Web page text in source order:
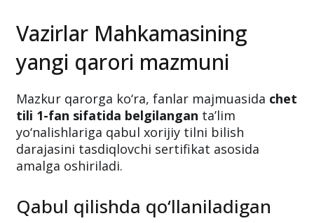
Vazirlar Mahkamasining
yangi qarori mazmuni
Mazkur qarorga ko‘ra, fanlar majmuasida chet
tili 1-fan sifatida belgilangan ta’lim
yo‘nalishlariga qabul xorijiy tilni bilish
darajasini tasdiqlovchi sertifikat asosida
amalga oshiriladi.
Qabul qilishda qo‘llaniladigan